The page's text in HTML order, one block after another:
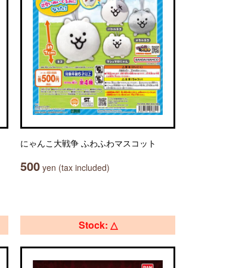
にゃんこ大戦争 ふわふわマスコット
500 yen (tax included)
Stock: △